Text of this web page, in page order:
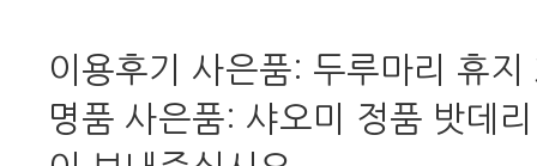
이용후기 사은품: 두루마리 휴
명품 사은품: 샤오미 정품 밧데